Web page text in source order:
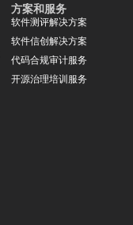
软件测评解决方案
软件信创解决方案
代码合规审计服务
开源治理培训服务
方案和服务